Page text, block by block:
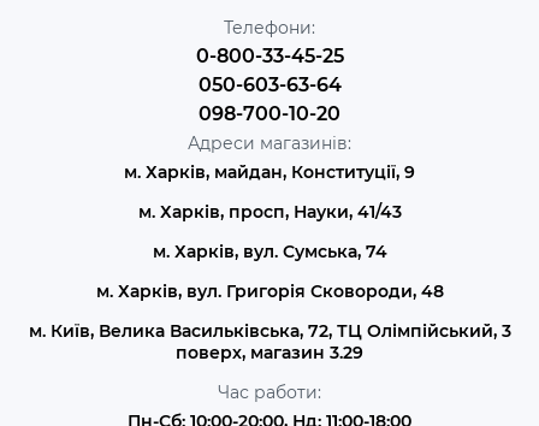
Телефони:
0-800-33-45-25
050-603-63-64
098-700-10-20
Адреси магазинів:
м. Харків, майдан, Конституції, 9
м. Харків, просп, Науки, 41/43
м. Харків, вул. Сумська, 74
м. Харків, вул. Григорія Сковороди, 48
м. Київ, Велика Васильківська, 72, ТЦ Олімпійський, 3
поверх, магазин 3.29
Час работи:
Пн-Сб: 10:00-20:00, Нд: 11:00-18:00